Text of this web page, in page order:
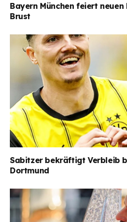
Bayern München feiert
Brust
Sabitzer bekräftigt Verbleib
Dortmund